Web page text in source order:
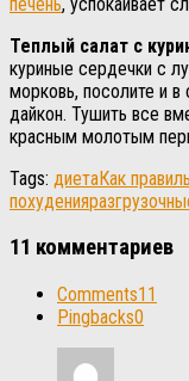
Теплый салат с
куриные сердечки с
морковь, посолите и
дайкон. Тушить все
красным молотым
Tags: диетаКак
похудения
11 комментариев
Comments11
Pingbacks0